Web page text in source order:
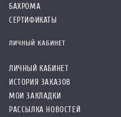
БАХРОМА
СЕРТИФИКАТЫ
ЛИЧНЫЙ КАБИНЕТ
ЛИЧНЫЙ КАБИНЕТ
ИСТОРИЯ ЗАКАЗОВ
МОИ ЗАКЛАДКИ
РАССЫЛКА НОВОСТЕЙ